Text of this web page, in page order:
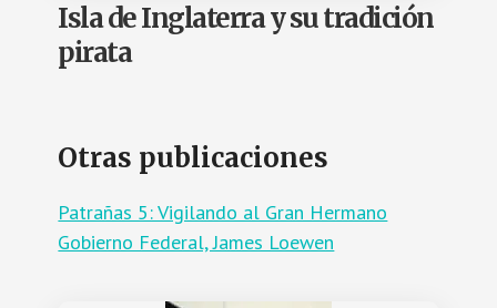
Isla de Inglaterra y su tradición
pirata
Otras publicaciones
Patrañas 5: Vigilando al Gran Hermano
Gobierno Federal, James Loewen